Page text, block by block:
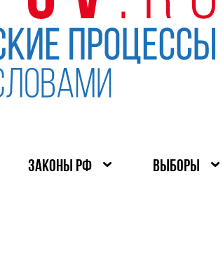
ЗАКОНЫ РФ ВЫБОРЫ